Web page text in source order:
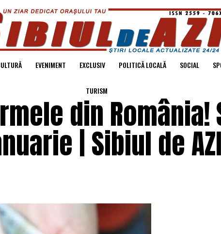
EVENIMENT EXCLUSIV POLITICĂ LOCALĂ SOCIAL
TURISM
din România!
| Sibiul de AZI